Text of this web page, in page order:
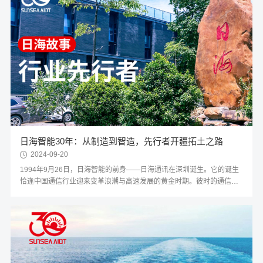
信技术前沿的行业先行者。
日海智能30年：从制造到智造，先行者开疆拓土之路
2024-09-20
1994年9月26日，日海智能的前身——日海通讯在深圳诞生。它的诞生
恰逢中国通信行业迎来变革浪潮与高速发展的黄金时期。彼时的通信业